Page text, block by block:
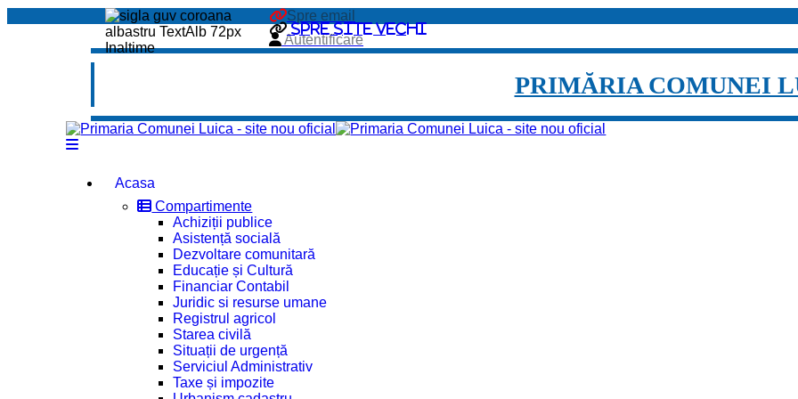
Spre site vechi
Spre email
Autentificare
PRIMĂRIA COMUNEI
Acasa
Compartimente
Achiziții publice
Asistență socială
Dezvoltare comunitară
Educație și Cultură
Financiar Contabil
Juridic si resurse umane
Registrul agricol
Starea civilă
Situații de urgență
Serviciul Administrativ
Taxe și impozite